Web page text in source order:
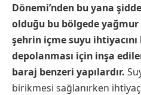
Dönemi’nden bu yana
olduğu bu bölgede
şehrin içme suyu
depolanması için inşa
baraj benzeri yapılardır.
birikmesi sağlanırken